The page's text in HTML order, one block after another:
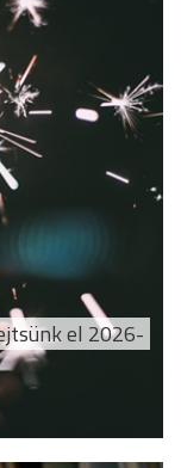
el 2026-